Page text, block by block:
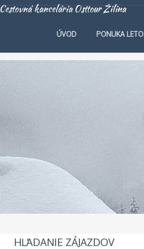
Cestovná kancelária Osttour Žilina
ÚVOD PONUKA LETO
HĽADANIE ZÁJAZDOV